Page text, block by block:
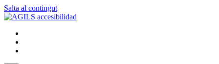
Salta al contingut